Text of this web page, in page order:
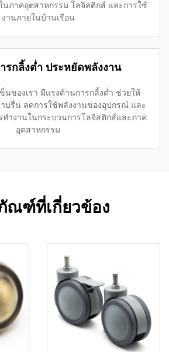
นภาคอุตสาหกรรม โลจิสติกส์ และการใช้
งานภายในบ้านเรือน
รกลิ้งต่ำ ประหยัดพลังงาน
นของเรา มีแรงต้านการกลิ้งต่ำ ช่วยให้
าบรื่น ลดการใช้พลังงานของอุปกรณ์ และ
ทำงานในกระบวนการโลจิสติกส์และภาค
อุตสาหกรรม
ณฑ์ที่เกี่ยวข้อง